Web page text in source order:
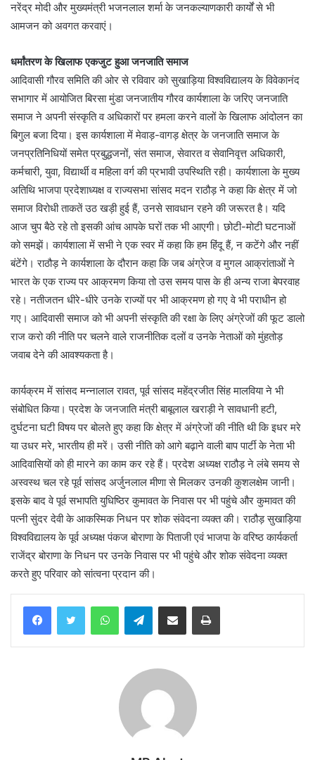
नरेंद्र मोदी और मुख्यमंत्री भजनलाल शर्मा के जनकल्याणकारी कार्यों से भी
आमजन को अवगत करवाएं।
धर्मांतरण के खिलाफ एकजुट हुआ जनजाति समाज
आदिवासी गौरव समिति की ओर से रविवार को सुखाड़िया विश्वविद्यालय के विवेकानंद
सभागार में आयोजित बिरसा मुंडा जनजातीय गौरव कार्यशाला के जरिए जनजाति
समाज ने अपनी संस्कृति व अधिकारों पर हमला करने वालों के खिलाफ आंदोलन का
बिगुल बजा दिया। इस कार्यशाला में मेवाड़-वागड़ क्षेत्र के जनजाति समाज के
जनप्रतिनिधियों समेत प्रबुद्धजनों, संत समाज, सेवारत व सेवानिवृत्त अधिकारी,
कर्मचारी, युवा, विद्यार्थी व महिला वर्ग की प्रभावी उपस्थिति रही। कार्यशाला के मुख्य
अतिथि भाजपा प्रदेशाध्यक्ष व राज्यसभा सांसद मदन राठौड़ ने कहा कि क्षेत्र में जो
समाज विरोधी ताकतें उठ खड़ी हुई हैं, उनसे सावधान रहने की जरूरत है। यदि
आज चुप बैठे रहे तो इसकी आंच आपके घरों तक भी आएगी। छोटी-मोटी घटनाओं
को समझें। कार्यशाला में सभी ने एक स्वर में कहा कि हम हिंदू हैं, न कटेंगे और नहीं
बंटेंगे। राठौड़ ने कार्यशाला के दौरान कहा कि जब अंग्रेज व मुगल आक्रांताओं ने
भारत के एक राज्य पर आक्रमण किया तो उस समय पास के ही अन्य राजा बेपरवाह
रहे। नतीजतन धीरे-धीरे उनके राज्यों पर भी आक्रमण हो गए वे भी पराधीन हो
गए। आदिवासी समाज को भी अपनी संस्कृति की रक्षा के लिए अंग्रेजों की फूट डालो
राज करो की नीति पर चलने वाले राजनीतिक दलों व उनके नेताओं को मुंहतोड़
जवाब देने की आवश्यकता है।
कार्यक्रम में सांसद मन्नालाल रावत, पूर्व सांसद महेंद्रजीत सिंह मालविया ने भी
संबोधित किया। प्रदेश के जनजाति मंत्री बाबूलाल खराड़ी ने सावधानी हटी,
दुर्घटना घटी विषय पर बोलते हुए कहा कि क्षेत्र में अंग्रेजों की नीति थी कि इधर मरे
या उधर मरे, भारतीय ही मरें। उसी नीति को आगे बढ़ाने वाली बाप पार्टी के नेता भी
आदिवासियों को ही मारने का काम कर रहे हैं। प्रदेश अध्यक्ष राठौड़ ने लंबे समय से
अस्वस्थ चल रहे पूर्व सांसद अर्जुनलाल मीणा से मिलकर उनकी कुशलक्षेम जानी।
इसके बाद वे पूर्व सभापति युधिष्ठिर कुमावत के निवास पर भी पहुंचे और कुमावत की
पत्नी सुंदर देवी के आकस्मिक निधन पर शोक संवेदना व्यक्त की। राठौड़ सुखाड़िया
विश्वविद्यालय के पूर्व अध्यक्ष पंकज बोराणा के पिताजी एवं भाजपा के वरिष्ठ कार्यकर्ता
राजेंद्र बोराणा के निधन पर उनके निवास पर भी पहुंचे और शोक संवेदना व्यक्त
करते हुए परिवार को सांत्वना प्रदान की।
WhatsAppTelegramShare via Email Print